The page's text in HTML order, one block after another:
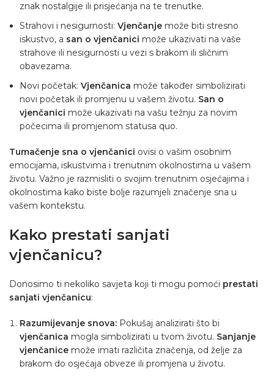
znak nostalgije ili prisjećanja na te trenutke.
Strahovi i nesigurnosti: Vjenčanje može biti stresno
iskustvo, a san o vjenčanici može ukazivati ​​na vaše
strahove ili nesigurnosti u vezi s brakom ili sličnim
obavezama.
Novi početak: Vjenčanica može također simbolizirati
novi početak ili promjenu u vašem životu. San o
vjenčanici može ukazivati ​​na vašu težnju za novim
počecima ili promjenom statusa quo.
Tumačenje sna o vjenčanici ovisi o vašim osobnim
emocijama, iskustvima i trenutnim okolnostima u vašem
životu. Važno je razmisliti o svojim trenutnim osjećajima i
okolnostima kako biste bolje razumjeli značenje sna u
vašem kontekstu.
Kako prestati sanjati
vjenčanicu?
Donosimo ti nekoliko savjeta koji ti mogu pomoći prestati
sanjati vjenčanicu:
Razumijevanje snova: Pokušaj analizirati što bi
vjenčanica mogla simbolizirati u tvom životu. Sanjanje
vjenčanice može imati različita značenja, od želje za
brakom do osjećaja obveze ili promjena u životu.